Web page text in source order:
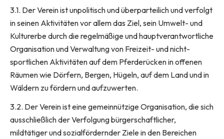
3.1. Der Verein ist unpolitisch und überparteilich und verfolgt
in seinen Aktivitäten vor allem das Ziel, sein Umwelt- und
Kulturerbe durch die regelmäßige und hauptverantwortliche
Organisation und Verwaltung von Freizeit- und nicht-
sportlichen Aktivitäten auf dem Pferderücken in offenen
Räumen wie Dörfern, Bergen, Hügeln, auf dem Land und in
Wäldern zu fördern und aufzuwerten.
3.2. Der Verein ist eine gemeinnützige Organisation, die sich
ausschließlich der Verfolgung bürgerschaftlicher,
mildtätiger und sozialfördernder Ziele in den Bereichen